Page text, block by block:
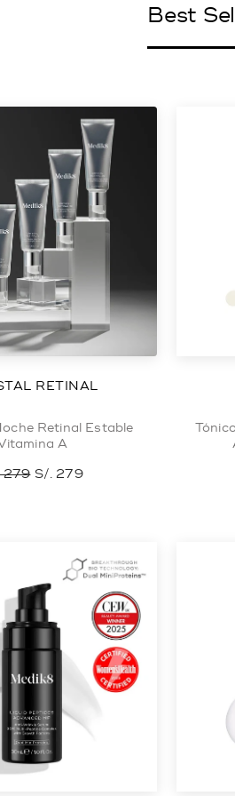
Best
RETINAL
Retinal Estable
A
279 S/. 279